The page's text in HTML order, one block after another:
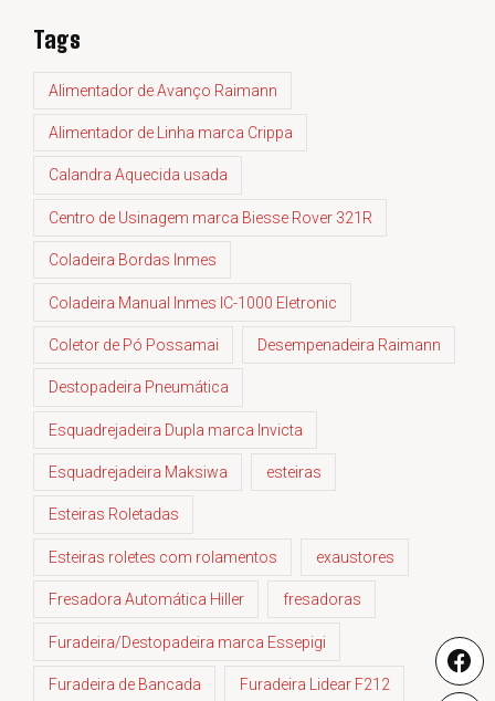
Tags
Alimentador de Avanço Raimann
Alimentador de Linha marca Crippa
Calandra Aquecida usada
Centro de Usinagem marca Biesse Rover 321R
Coladeira Bordas Inmes
Coladeira Manual Inmes IC-1000 Eletronic
Coletor de Pó Possamai Desempenadeira Raimann
Destopadeira Pneumática
Esquadrejadeira Dupla marca Invicta
Esquadrejadeira Maksiwa esteiras
Esteiras Roletadas
Esteiras roletes com rolamentos exaustores
Fresadora Automática Hiller fresadoras
Furadeira/Destopadeira marca Essepigi
Furadeira de Bancada Furadeira Lidear F212